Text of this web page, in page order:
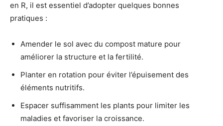
en R, il est essentiel d’adopter quelques bonnes
pratiques :
Amender le sol avec du compost mature pour
améliorer la structure et la fertilité.
Planter en rotation pour éviter l’épuisement des
éléments nutritifs.
Espacer suffisamment les plants pour limiter les
maladies et favoriser la croissance.